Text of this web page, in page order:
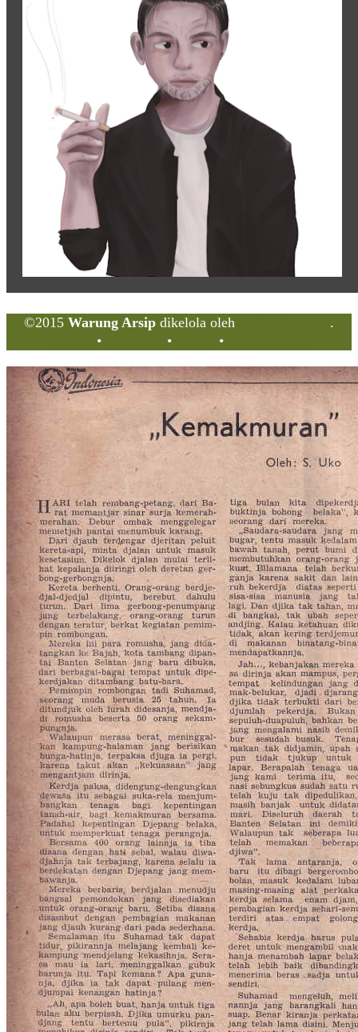
©2015 Warung Arsip dikelola oleh
.
• • •